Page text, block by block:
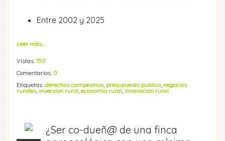
Entre 2002 y 2025
Leer más…
Vistas: 150
Comentarios: 0
Etiquetas: derechos campesinos, presupuesto publico, negocios
rurales, inversion rural, economia rural, innovación rural
¿Ser co-dueñ@ de una finca